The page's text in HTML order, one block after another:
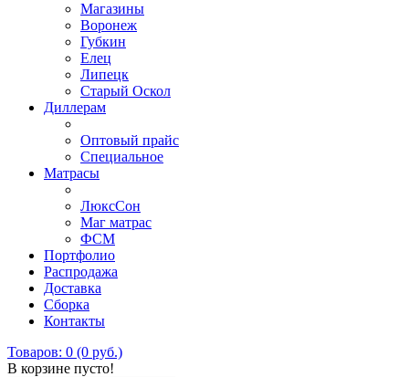
Магазины
Воронеж
Губкин
Елец
Липецк
Старый Оскол
Диллерам
Оптовый прайс
Специальное
Матрасы
ЛюксСон
Маг матрас
ФСМ
Портфолио
Распродажа
Доставка
Сборка
Контакты
Товаров: 0 (0 руб.)
В корзине пусто!